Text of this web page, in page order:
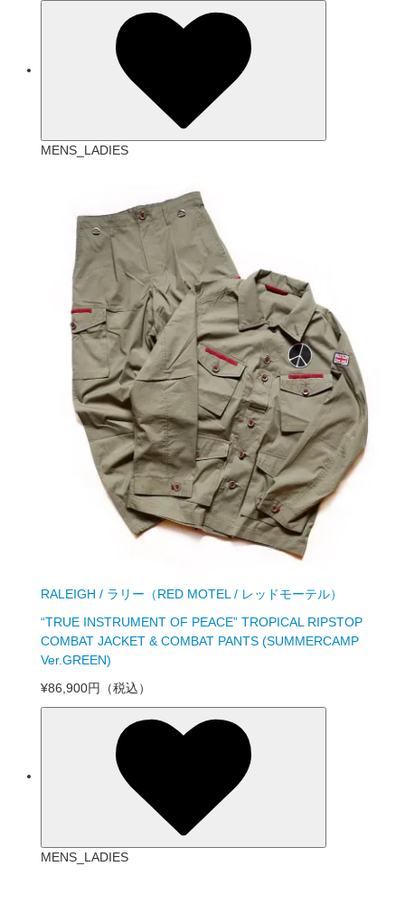
MENS_LADIES
RALEIGH / ラリー（RED MOTEL / レッドモーテル）
“TRUE INSTRUMENT OF PEACE” TROPICAL RIPSTOP
COMBAT JACKET & COMBAT PANTS (SUMMERCAMP
Ver.GREEN)
¥86,900円 （税込）
MENS_LADIES